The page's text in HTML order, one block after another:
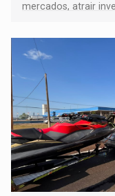
mercados, atrair